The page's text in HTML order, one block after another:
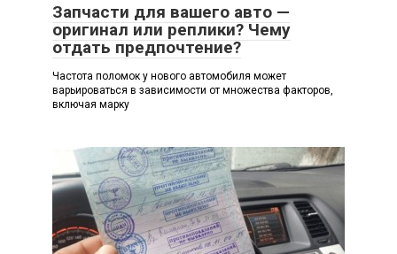
Запчасти для вашего авто —
оригинал или реплики? Чему
отдать предпочтение?
Частота поломок у нового автомобиля может
варьироваться в зависимости от множества факторов,
включая марку